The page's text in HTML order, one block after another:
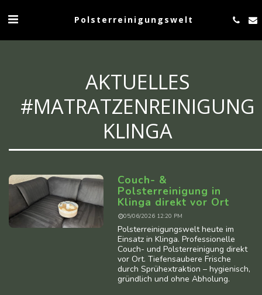
Polsterreinigungswelt
AKTUELLES
#MATRATZENREINIGUNG
KLINGA
Couch- &
Polsterreinigung in
Klinga direkt vor Ort
05/06/2026 12:20 PM
Polsterreinigungswelt heute im
Einsatz in Klinga. Professionelle
Couch- und Polsterreinigung direkt
vor Ort. Tiefensaubere Frische
durch Sprühextraktion – hygienisch,
gründlich und ohne Abholung.